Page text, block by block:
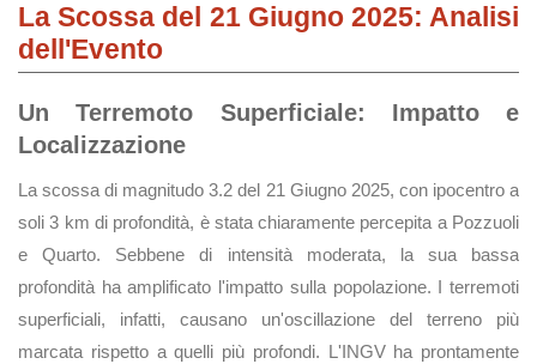
La Scossa del 21 Giugno 2025: Analisi
dell'Evento
Un Terremoto Superficiale: Impatto e
Localizzazione
La scossa di magnitudo 3.2 del 21 Giugno 2025, con ipocentro a
soli 3 km di profondità, è stata chiaramente percepita a Pozzuoli
e Quarto. Sebbene di intensità moderata, la sua bassa
profondità ha amplificato l'impatto sulla popolazione. I terremoti
superficiali, infatti, causano un'oscillazione del terreno più
marcata rispetto a quelli più profondi. L'INGV ha prontamente